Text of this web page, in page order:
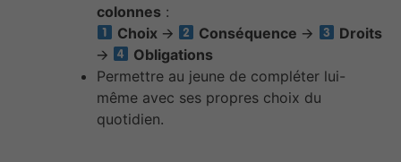
colonnes :
Choix 🡪 Conséquence 🡪
Droits
🡪
Obligations
Permettre au jeune de compléter lui-
même avec ses propres choix du
quotidien.